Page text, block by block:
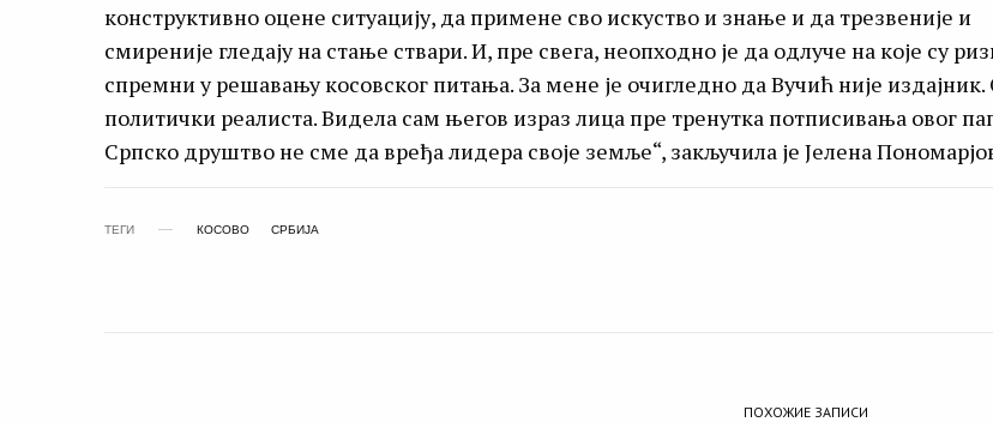
конструктивно оцене ситуацију, да примене сво искуство и знање и да трезвеније и
смиреније гледају на стање ствари. И, пре свега, неопходно је да одлуче на које су
спремни у решавању косовског питања. За мене је очигледно да Вучић није издајник.
политички реалиста. Видела сам његов израз лица пре тренутка потписивања овог
Српско друштво не сме да вређа лидера своје земље“, закључила је Јелена
ТЕГИ КОСОВО СРБИЈА
ПОХОЖИЕ ЗАПИСИ